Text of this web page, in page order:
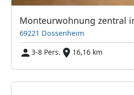
69221 Dossenheim
3-8 Pers.
16,16 km